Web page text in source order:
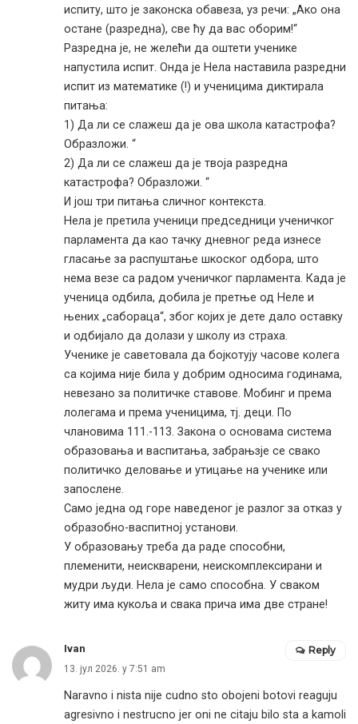
испиту, што је законска обавеза, уз речи: „Ако она
остане (разредна), све ћу да вас оборим!“
Разредна је, не желећи да оштети ученике
напустила испит. Онда је Нела наставила разредни
испит из математике (!) и ученицима диктирала
питања:
1) Да ли се слажеш да је ова школа катастрофа?
Образложи. “
2) Да ли се слажеш да је твоја разредна
катастрофа? Образложи. “
И још три питања сличног контекста.
Нела је претила ученици председници ученичког
парламента да као тачку дневног реда изнесе
гласање за распуштање шкоског одбора, што
нема везе са радом ученичког парламента. Када је
ученица одбила, добила је претње од Неле и
њених „сабораца“, због којих је дете дало оставку
и одбијало да долази у школу из страха.
Ученике је саветовала да бојкотују часове колега
са којима није била у добрим односима годинама,
невезано за политичке ставове. Мобинг и према
лолегама и према ученицима, тј. деци. По
члановима 111.-113. Закона о основама система
образовања и васпитања, забрањзје се свако
политичко деловање и утицање на ученике или
запослене.
Само једна од горе наведеног је разлог за отказ у
образобно-васпитној установи.
У образовању треба да раде способни,
племенити, неискварени, неискомплексирани и
мудри људи. Нела је само способна. У сваком
житу има кукоља и свака прича има две стране!
Ivan
13. јул 2026. у 7:51 am
Naravno i nista nije cudno sto obojeni botovi reaguju
agresivno i nestrucno jer oni ne citaju bilo sta a kamoli
Reply